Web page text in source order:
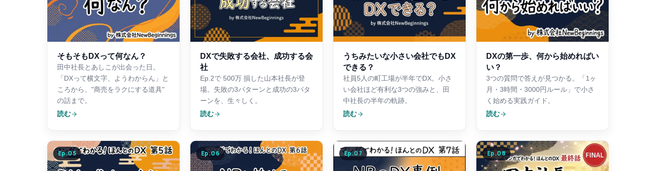
そもそもDXって何なん？
田中社長とあしこが出会った日。
「DXって横文字、ようわからん」と
ころから、"商売をラクにする道具"
の話まで。
読む
DXで失敗する会社、成功する会
社
Ep.2で 500万 損した山本社長が登
場。失敗の3パターンと成功の3パタ
ーンを、生々しく。
読む
うちみたいな小さい会社でもDX
できる？
社員5人の町工場が半年でDX。小さ
い会社ほど有利な3つの強みと、田
中社長の半年の軌跡。
読む
DXの第一歩、何から始めればい
い？
3つの質問で答えが見つかる。「1ヶ
月・3時間・3000円ルール」で小さ
く始める実践ガイド。
読む
Ep.05 Ep.06 Ep.07 Ep.08